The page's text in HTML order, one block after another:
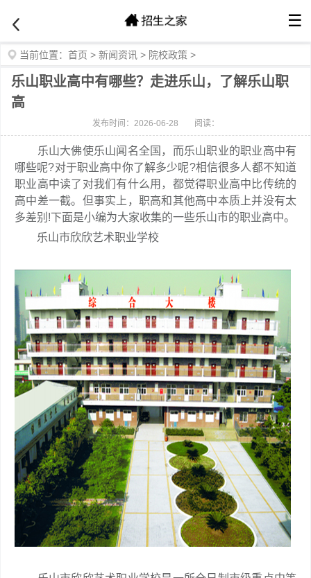
☰
当前位置： 首页 > 新闻资讯 > 院校政策 >
乐山职业高中有哪些？走进乐山，了解乐山职
高
发布时间：2026-06-28 阅读：
乐山大佛使乐山闻名全国，而乐山职业的职业高中有
哪些呢?对于职业高中你了解多少呢?相信很多人都不知道
职业高中读了对我们有什么用，都觉得职业高中比传统的
高中差一截。但事实上，职高和其他高中本质上并没有太
多差别!下面是小编为大家收集的一些乐山市的职业高中。
乐山市欣欣艺术职业学校